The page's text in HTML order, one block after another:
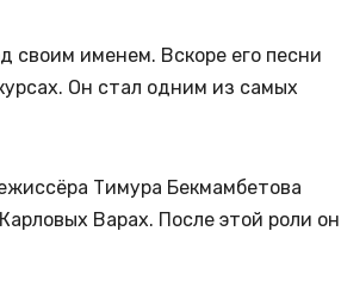
своим именем. Вскоре его песни
Он стал одним из самых
Тимура Бекмамбетова
Варах. После этой роли он